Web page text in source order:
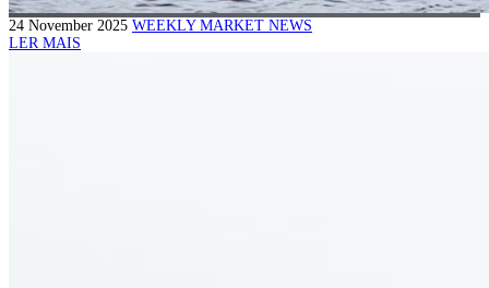
24 November 2025 WEEKLY MARKET NEWS
LER MAIS